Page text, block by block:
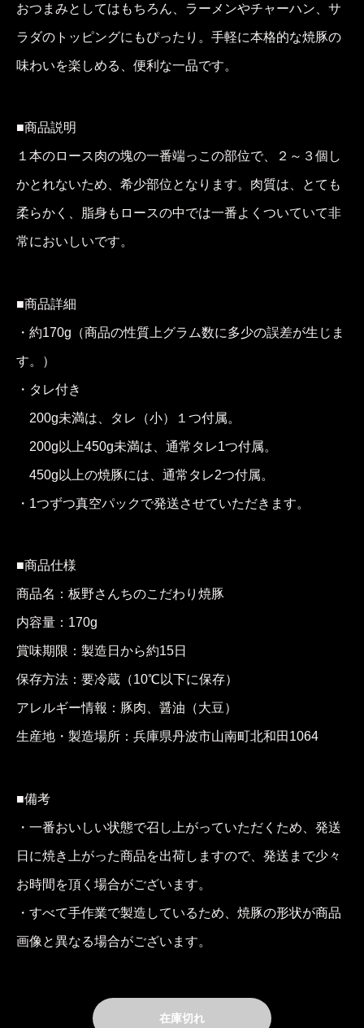
おつまみとしてはもちろん、ラーメンやチャーハン、サ
ラダのトッピングにもぴったり。手軽に本格的な焼豚の
味わいを楽しめる、便利な一品です。
■商品説明
１本のロース肉の塊の一番端っこの部位で、２～３個し
かとれないため、希少部位となります。肉質は、とても
柔らかく、脂身もロースの中では一番よくついていて非
常においしいです。
■商品詳細
・約170g（商品の性質上グラム数に多少の誤差が生じま
す。）
・タレ付き
200g未満は、タレ（小）１つ付属。
200g以上450g未満は、通常タレ1つ付属。
450g以上の焼豚には、通常タレ2つ付属。
・1つずつ真空パックで発送させていただきます。
■商品仕様
商品名：板野さんちのこだわり焼豚
内容量：170g
賞味期限：製造日から約15日
保存方法：要冷蔵（10℃以下に保存）
アレルギー情報：豚肉、醤油（大豆）
生産地・製造場所：兵庫県丹波市山南町北和田1064
■備考
・一番おいしい状態で召し上がっていただくため、発送
日に焼き上がった商品を出荷しますので、発送まで少々
お時間を頂く場合がございます。
・すべて手作業で製造しているため、焼豚の形状が商品
画像と異なる場合がございます。
在庫切れ